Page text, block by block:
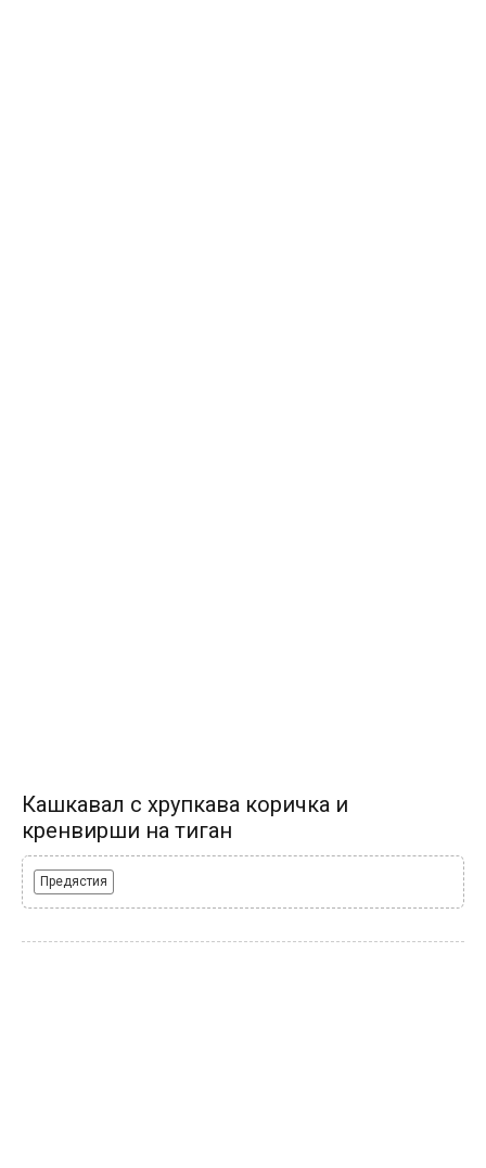
Кашкавал с хрупкава коричка и
кренвирши на тиган
Предястия